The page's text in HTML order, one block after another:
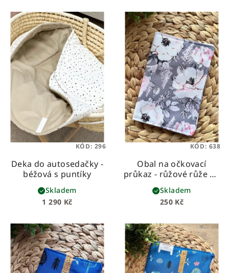
Deka do autosedačky -
béžová s puntíky
1 290 Kč
Skladem
KÓD: 296
Obal na očkovací
průkaz - růžové růže na
250 Kč
Skladem
KÓD: 638